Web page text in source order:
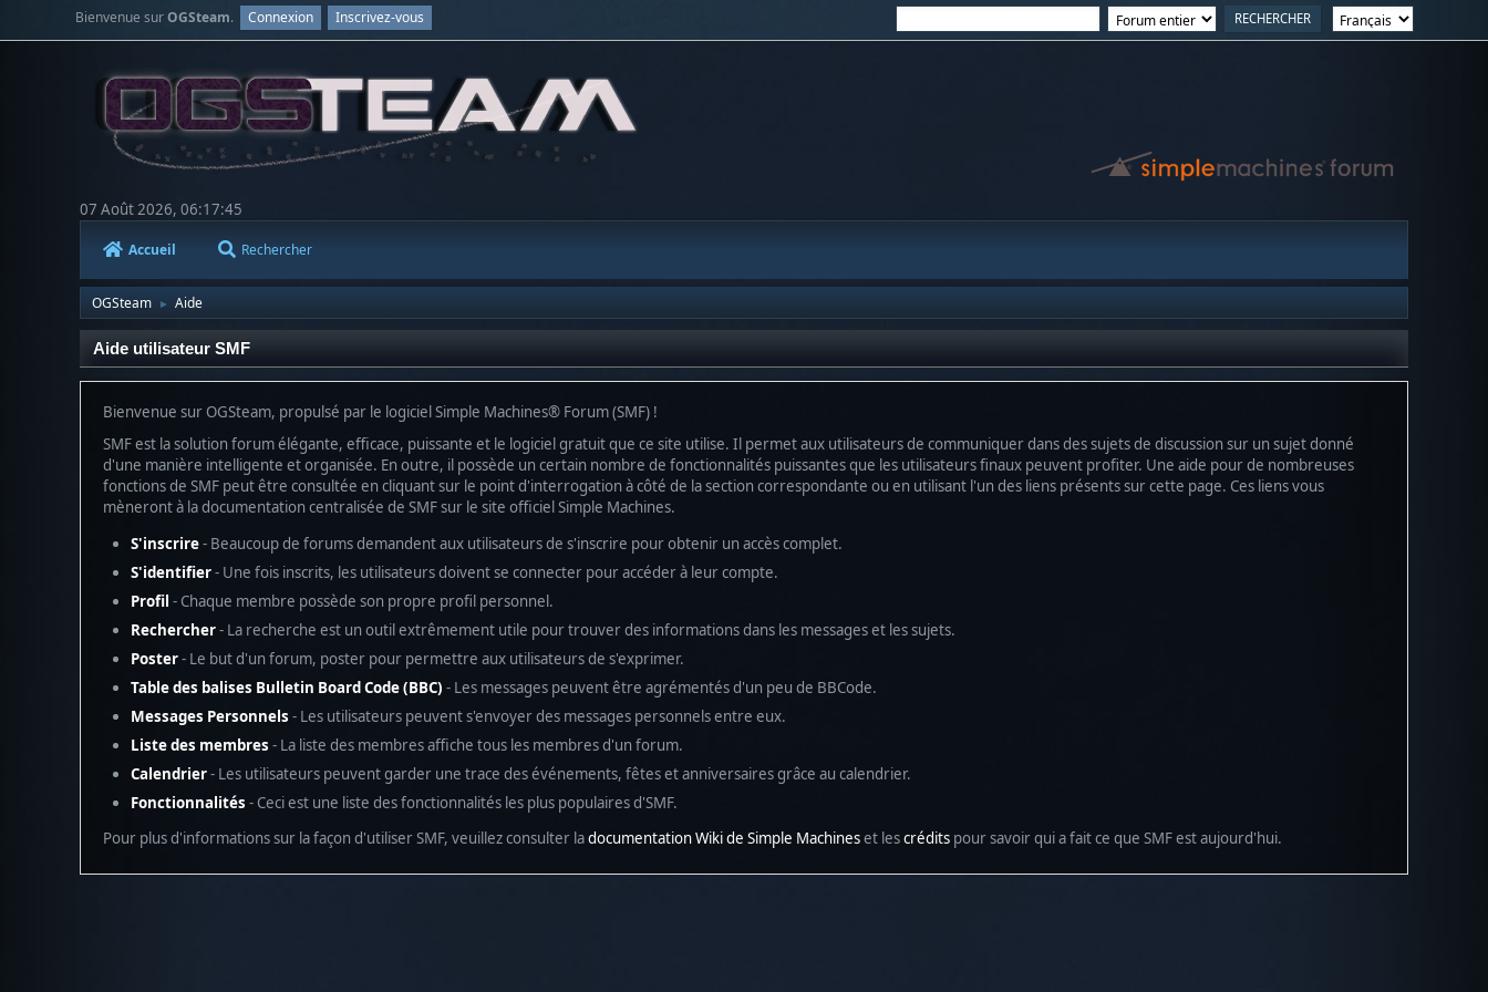
Bienvenue surOGSteam. Connexion Inscrivez-vous
07 Août 2026, 06:17:45
Accueil Rechercher
OGSteam ► Aide
Aide utilisateur SMF
Bienvenue sur OGSteam, propulsé par le logiciel Simple Machines® Forum (SMF) !
SMF est la solution forum élégante, efficace, puissante et le logiciel gratuit que ce site utilise. Il permet aux utilisateurs de communiquer dans des sujets de discussion sur un sujet donné
d'une manière intelligente et organisée. En outre, il possède un certain nombre de fonctionnalités puissantes que les utilisateurs finaux peuvent profiter. Une aide pour de nombreuses
fonctions de SMF peut être consultée en cliquant sur le point d'interrogation à côté de la section correspondante ou en utilisant l'un des liens présents sur cette page. Ces liens vous
mèneront à la documentation centralisée de SMF sur le site officiel Simple Machines.
S'inscrire- Beaucoup de forums demandent aux utilisateurs de s'inscrire pour obtenir un accès complet.
S'identifier- Une fois inscrits, les utilisateurs doivent se connecter pour accéder à leur compte.
Profil - Chaque membre possède son propre profil personnel.
Rechercher- La recherche est un outil extrêmement utile pour trouver des informations dans les messages et les sujets.
Poster- Le but d'un forum, poster pour permettre aux utilisateurs de s'exprimer.
Table des balises Bulletin Board Code (BBC) - Les messages peuvent être agrémentés d'un peu de BBCode.
Messages Personnels - Les utilisateurs peuvent s'envoyer des messages personnels entre eux.
Liste des membres - La liste des membres affiche tous les membres d'un forum.
Calendrier- Les utilisateurs peuvent garder une trace des événements, fêtes et anniversaires grâce au calendrier.
Fonctionnalités - Ceci est une liste des fonctionnalités les plus populaires d'SMF.
Pour plus d'informations sur la façon d'utiliser SMF, veuillez consulter ladocumentation Wiki de Simple Machineset lescrédits pour savoir qui a fait ce que SMF est aujourd'hui.